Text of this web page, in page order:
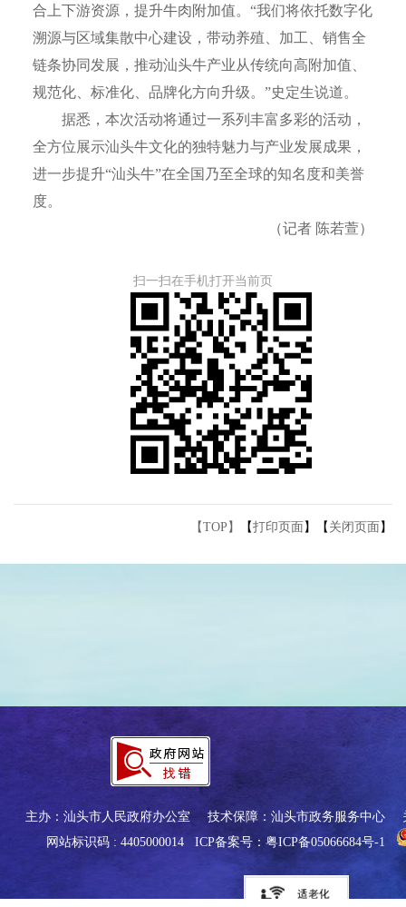
合上下游资源，提升牛肉附加值。“我们将依托数字化
溯源与区域集散中心建设，带动养殖、加工、销售全
链条协同发展，推动汕头牛产业从传统向高附加值、
规范化、标准化、品牌化方向升级。”史定生说道。
据悉，本次活动将通过一系列丰富多彩的活动，
全方位展示汕头牛文化的独特魅力与产业发展成果，
进一步提升“汕头牛”在全国乃至全球的知名度和美誉
度。
（记者 陈若萱）
扫一扫在手机打开当前页
【TOP】 【打印页面 】【 关闭页面 】
主办：汕头市人民政府办公室 技术保障：汕头市政务服务中心
网站标识码 : 4405000014 ICP备案号：粤ICP备05066684号-1